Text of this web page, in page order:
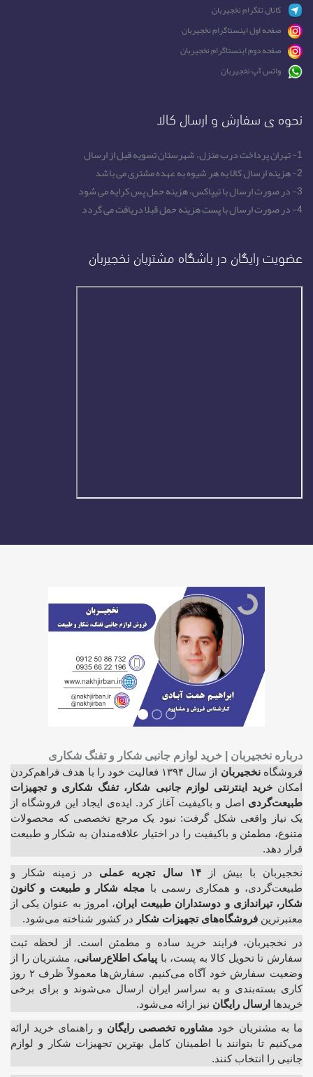
کانال تلگرام نخجیربان
صفحه اول اینستاگرام نخجیربان
صفحه دوم اینستاگرام نخجیربان
واتس آپ نخجیربان
نحوه ی سفارش و ارسال کالا
1- تهران پرداخت درب منزل، شهرستان تسویه قبل از ارسال
2- هزینه ارسال کالا به هر شیوه به عهده مشتری می باشد
3- در صورت ارسال با تیپاکس، هزینه حمل پس کرایه می شود
4- در صورت ارسال با پست هزینه حمل قبلا دریافت می گردد
عضویت رایگان در باشگاه مشتریان نخجیربان
درباره نخجیربان | خرید لوازم جانبی شکار و تفنگ شکاری
فروشگاه نخجیربان
از سال ۱۳۹۴ فعالیت خود را با هدف فراهم‌کردن
امکان خرید اینترنتی لوازم جانبی شکار، تفنگ شکاری و تجهیزات
طبیعت‌گردی اصل و باکیفیت آغاز کرد. ایده‌ی ایجاد این فروشگاه از
یک نیاز واقعی شکل گرفت: نبود یک مرجع تخصصی که محصولات
متنوع، مطمئن و باکیفیت را در اختیار علاقه‌مندان به شکار و طبیعت
قرار دهد.
نخجیربان با بیش از
۱۴ سال تجربه عملی
در زمینه شکار و
طبیعت‌گردی، و همکاری رسمی با مجله شکار و طبیعت و کانون
شکار، تیراندازی و دوستداران طبیعت ایران، امروز به عنوان یکی از
معتبرترین فروشگاه‌های تجهیزات شکار در کشور شناخته می‌شود.
در نخجیربان، فرایند خرید ساده و مطمئن است. از لحظه ثبت
سفارش تا تحویل کالا به پست، با پیامک اطلاع‌رسانی، مشتریان را از
وضعیت سفارش خود آگاه می‌کنیم. سفارش‌ها معمولاً ظرف ۲ روز
کاری بسته‌بندی و به سراسر ایران ارسال می‌شوند و برای برخی
خریدها ارسال رایگان نیز ارائه می‌شود.
ما به مشتریان خود مشاوره تخصصی رایگان و راهنمای خرید ارائه
می‌کنیم تا بتوانند با اطمینان کامل بهترین تجهیزات شکار و لوازم
جانبی را انتخاب کنند.